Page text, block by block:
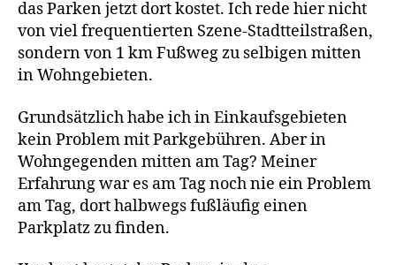
das Parken jetzt dort kostet. Ich rede hier nicht
von viel frequentierten Szene-Stadtteilstraßen,
sondern von 1 km Fußweg zu selbigen mitten
in Wohngebieten.
Grundsätzlich habe ich in Einkaufsgebieten
kein Problem mit Parkgebühren. Aber in
Wohngegenden mitten am Tag? Meiner
Erfahrung war es am Tag noch nie ein Problem
am Tag, dort halbwegs fußläufig einen
Parkplatz zu finden.